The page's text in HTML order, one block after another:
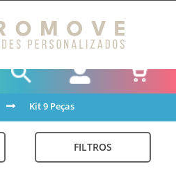
Kit 9 Peças
FILTROS